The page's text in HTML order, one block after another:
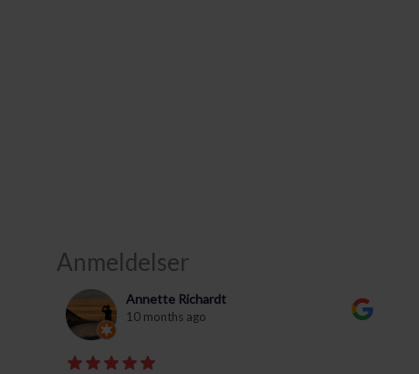
Anmeldelser
Annette Richardt
10 months ago